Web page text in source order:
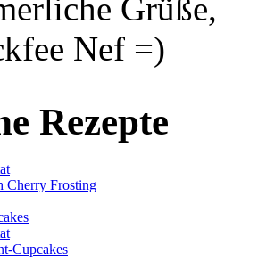
Grüße,
Nef =)
Rezepte
Cherry Frosting
Cupcakes